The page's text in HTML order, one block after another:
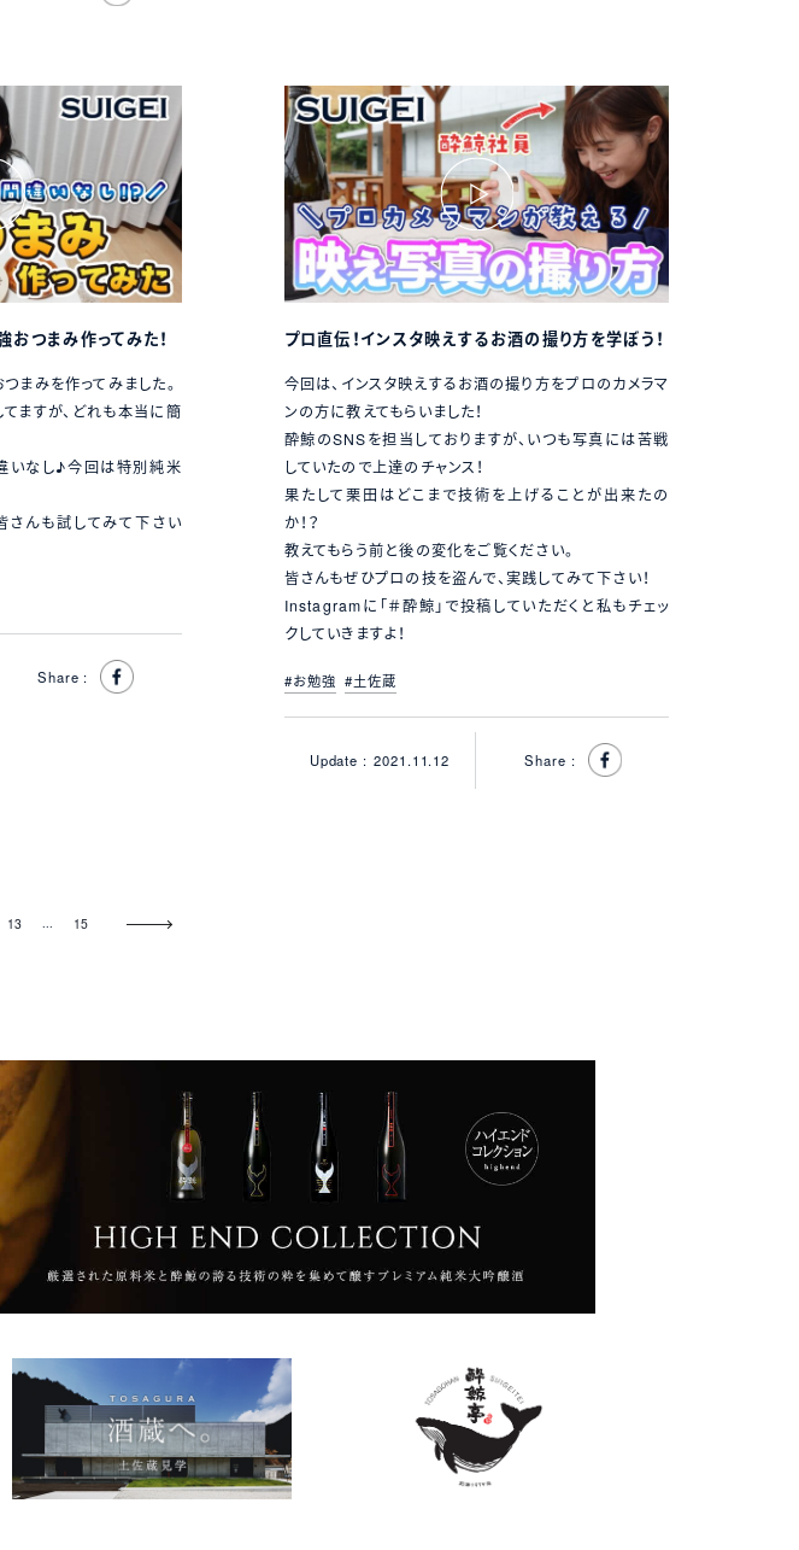
おつまみ作ってみた！
まみを作ってみました。
てますが、どれも本当に簡
いなし♪今回は特別純米
さんも試してみて下さい
Share :
プロ直伝！インスタ映えするお酒の撮り方を学ぼう！
今回は、インスタ映えするお酒の撮り方をプロのカメラマ
ンの方に教えてもらいました！
酔鯨のSNSを担当しておりますが、いつも写真には苦戦
していたので上達のチャンス！
果たして栗田はどこまで技術を上げることが出来たの
か！？
教えてもらう前と後の変化をご覧ください。
皆さんもぜひプロの技を盗んで、実践してみて下さい！
Instagramに「＃酔鯨」で投稿していただくと私もチェッ
クしていきますよ！
#お勉強 #土佐蔵
Update : 2021.11.12 Share :
13 ... 15